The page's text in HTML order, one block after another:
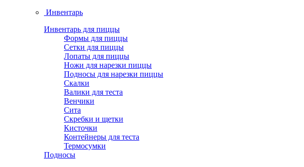
Инвентарь
Инвентарь для пиццы
Формы для пиццы
Сетки для пиццы
Лопаты для пиццы
Ножи для нарезки пиццы
Подносы для нарезки пиццы
Скалки
Валики для теста
Венчики
Сита
Скребки и щетки
Кисточки
Контейнеры для теста
Термосумки
Подносы